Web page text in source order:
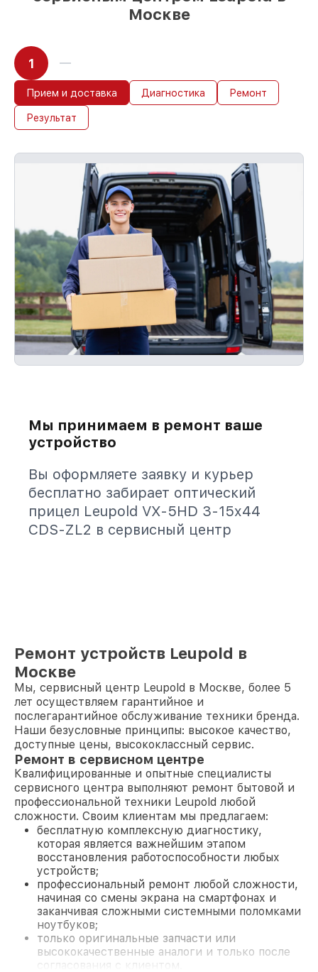
Москве
1
Прием и доставка Диагностика Ремонт
Результат
Мы принимаем в ремонт ваше
устройство
Вы оформляете заявку и курьер
бесплатно забирает оптический
прицел Leupold VX-5HD 3-15x44
CDS-ZL2 в сервисный центр
Ремонт устройств Leupold в
Москве
Мы, сервисный центр Leupold в Москве, более 5
лет осуществляем гарантийное и
послегарантийное обслуживание техники бренда.
Наши безусловные принципы: высокое качество,
доступные цены, высококлассный сервис.
Ремонт в сервисном центре
Квалифицированные и опытные специалисты
сервисного центра выполняют ремонт бытовой и
профессиональной техники Leupold любой
сложности. Своим клиентам мы предлагаем:
бесплатную комплексную диагностику,
которая является важнейшим этапом
восстановления работоспособности любых
устройств;
профессиональный ремонт любой сложности,
начиная со смены экрана на смартфонах и
заканчивая сложными системными поломками
ноутбуков;
только оригинальные запчасти или
высококачественные аналоги и только после
согласования с клиентом.